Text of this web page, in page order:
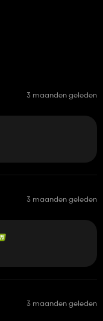
3 maanden geleden
3 maanden geleden
3 maanden geleden